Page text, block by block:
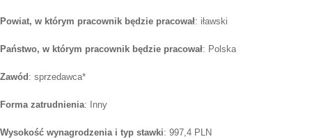
Powiat, w którym pracownik będzie pracował: iławski
Państwo, w którym pracownik będzie pracował: Polska
Zawód : sprzedawca*
Forma zatrudnienia: Inny
Wysokość wynagrodzenia i typ stawki: 997,4 PLN